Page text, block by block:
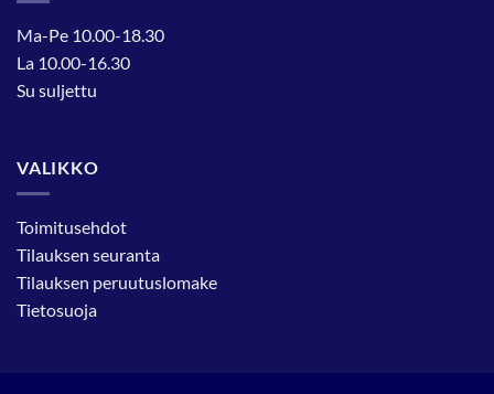
Ma-Pe 10.00-18.30
La 10.00-16.30
Su suljettu
VALIKKO
Toimitusehdot
Tilauksen seuranta
Tilauksen peruutuslomake
Tietosuoja